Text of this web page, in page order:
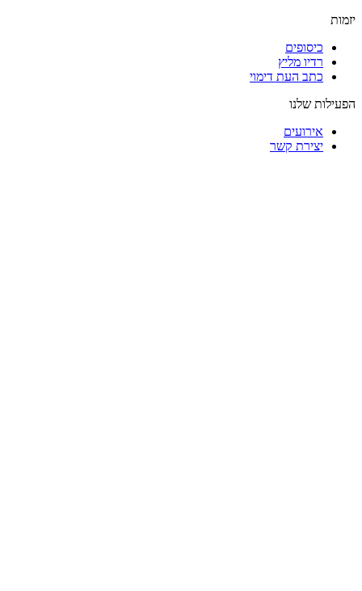
יזמות
כיסופים
רדיו מליץ
כתב העת דימוי
הפעילות שלנו
אירועים
יצירת קשר